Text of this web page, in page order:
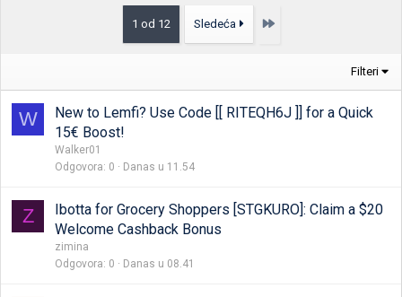
1 od 12 Sledeća Poslednja
Filteri
W
New to Lemfi? Use Code [[ RITEQH6J ]] for a Quick
15€ Boost!
Walker01
Odgovora 0 Danas u 11.54
Z
Ibotta for Grocery Shoppers [STGKURO]: Claim a $20
Welcome Cashback Bonus
zimina
Odgovora 0 Danas u 08.41